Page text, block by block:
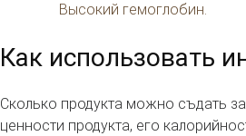
Высокий гемоглобин.
Как использовать
Сколько продукта можно съдать
ценности продукта, его